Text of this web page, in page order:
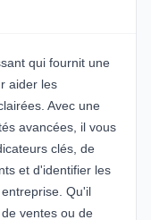
qui fournit une
aider les
Avec une
avancées, il vous
clés, de
et d'identifier les
Qu'il
ventes ou de